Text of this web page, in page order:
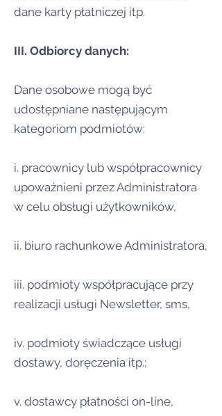
dane karty płatniczej itp.
III. Odbiorcy danych:
Dane osobowe mogą być
udostępniane następującym
kategoriom podmiotów:
i. pracownicy lub współpracownicy
upoważnieni przez Administratora
w celu obsługi użytkowników,
ii. biuro rachunkowe Administratora,
iii. podmioty współpracujące przy
realizacji usługi Newsletter, sms,
iv. podmioty świadczące usługi
dostawy, doręczenia itp.;
v. dostawcy płatności on-line,